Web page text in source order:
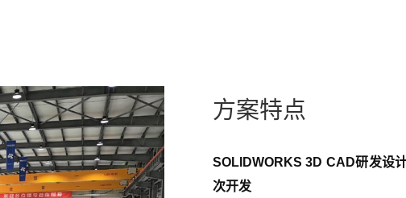
方案特点
SOLIDWORKS 3D CAD研发设
次开发